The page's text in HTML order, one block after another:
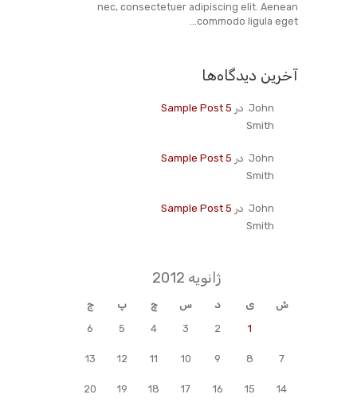
nec, consectetuer adipiscing elit. Aenean
commodo ligula eget...
آخرین دیدگاه‌ها
John
Smith
در Sample Post 5
John
Smith
در Sample Post 5
John
Smith
در Sample Post 5
ژانویه 2012
ش ی د س چ پ
ج
1
2
3
4
5
6
7
8
9
10
11
12
13
14
15
16
17
18
19
20